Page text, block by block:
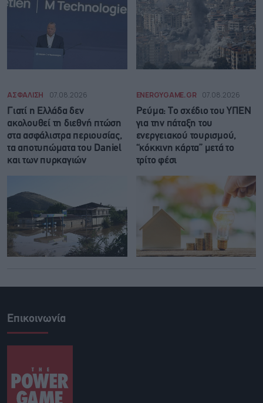
ΑΣΦΑΛΙΣΗ 07.08.2026
Γιατί η Ελλάδα δεν
ακολουθεί τη διεθνή πτώση
στα ασφάλιστρα περιουσίας,
τα αποτυπώματα του Daniel
και των πυρκαγιών
ENERGYGAME.GR 07.08.2026
Ρεύμα: Το σχέδιο του ΥΠΕΝ
για την πάταξη του
ενεργειακού τουρισμού,
“κόκκινη κάρτα” μετά το
τρίτο φέσι
Επικοινωνία